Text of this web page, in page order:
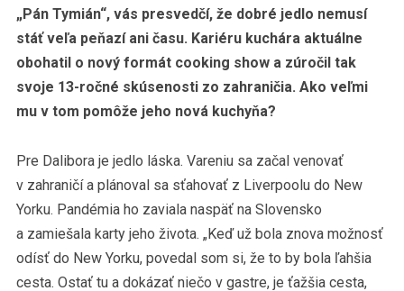
„Pán Tymián“, vás presvedčí, že dobré jedlo nemusí
stáť veľa peňazí ani času. Kariéru kuchára aktuálne
obohatil o nový formát cooking show a zúročil tak
svoje 13-ročné skúsenosti zo zahraničia. Ako veľmi
mu v tom pomôže jeho nová kuchyňa?
Pre Dalibora je jedlo láska. Vareniu sa začal venovať
v zahraničí a plánoval sa sťahovať z Liverpoolu do New
Yorku. Pandémia ho zaviala naspäť na Slovensko
a zamiešala karty jeho života. „Keď už bola znova možnosť
odísť do New Yorku, povedal som si, že to by bola ľahšia
cesta. Ostať tu a dokázať niečo v gastre, je ťažšia cesta,